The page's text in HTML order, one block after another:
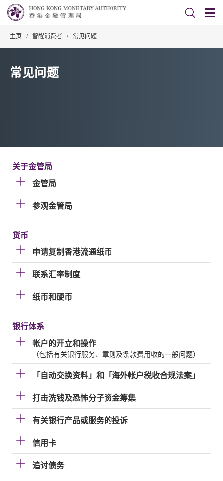
主页 / 智醒消费者 / 常见问题
常见问题
关于金管局
金管局
参观金管局
货币
申请复制香港流通纸币
联系汇率制度
纸币和硬币
银行体系
帐户的开立和操作
（包括有关银行服务、章则及条款费用收的一般问题）
「自动交换资料」和「海外帐户税收合规法案」
打击洗钱及恐怖分子资金筹集
有关银行产品或服务的投诉
信用卡
追讨债务